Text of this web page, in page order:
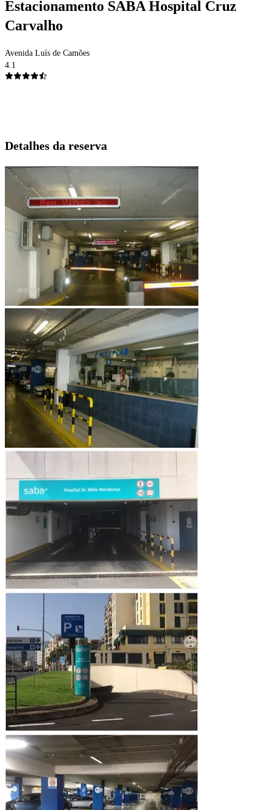
Estacionamento SABA Hospital Cruz
Carvalho
Avenida Luís de Camões
4.1
Detalhes da reserva